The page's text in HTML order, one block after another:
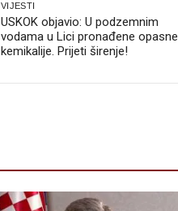
VIJESTI
USKOK objavio: U podzemnim
vodama u Lici pronađene opasne
kemikalije. Prijeti širenje!